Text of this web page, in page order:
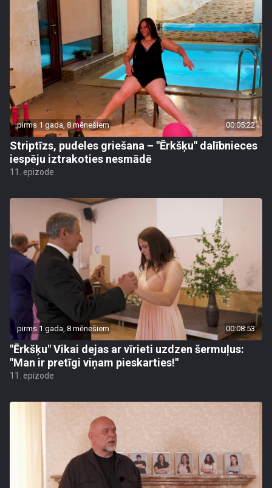
pirms 1 gada, 8 mēnešiem 00:05:22
Striptīzs, pudeles griešana – "Ērkšķu" dalībnieces
iespēju iztrakoties nesmādē
11. epizode
pirms 1 gada, 8 mēnešiem 00:08:53
"Ērkšķu" Vikai dejas ar vīrieti uzdzen šermuļus:
"Man ir pretīgi viņam pieskarties!"
11. epizode